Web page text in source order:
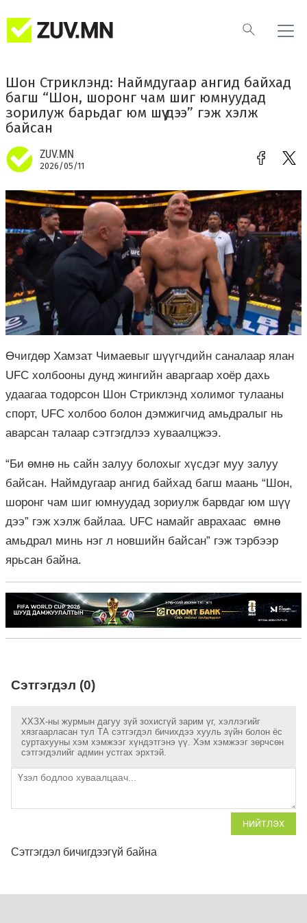
Шон Стриклэнд: Наймдугаар ангид байхад
багш “Шон, шоронг чам шиг юмнуудад
зорилуж барьдаг юм шүү дээ” гэж хэлж
байсан
ZUV.MN
2026/05/11
Өчигдөр Хамзат Чимаевыг шүүгчдийн саналаар ялан
UFC холбооны дунд жингийн аваргаар хоёр дахь
удаагаа тодорсон Шон Стриклэнд холимог тулааны
спорт, UFC холбоо болон дэмжигчид амьдралыг нь
аварсан талаар сэтгэгдлээ хуваалцжээ.
“Би өмнө нь сайн залуу болохыг хүсдэг муу залуу
байсан. Наймдугаар ангид байхад багш маань “Шон,
шоронг чам шиг юмнуудад зориулж барвдаг юм шүү
дээ” гэж хэлж байлаа. UFC намайг аврахаас өмнө
амьдрал минь нэг л новшийн байсан” гэж тэрбээр
ярьсан байна.
Сэтгэгдэл (0)
ХХЗХ-ны журмын дагуу зүй зохисгүй зарим үг, хэллэгийг
хязгаарласан тул ТА сэтгэгдэл бичихдээ хууль зүйн болон ёс
суртахууны хэм хэмжээг хүндэтгэнэ үү. Хэм хэмжээг зөрчсөн
сэтгэгдэлийг админ устгах эрхтэй.
НИЙТЛЭХ
Сэтгэгдэл бичигдээгүй байна